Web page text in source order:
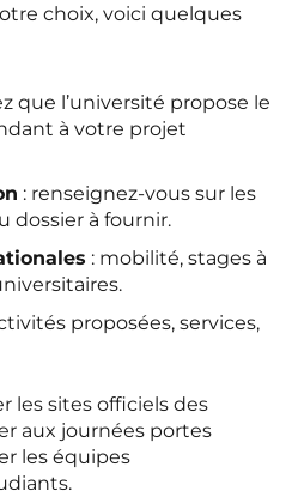
choix, voici quelques
que l’université propose le
à votre projet
: renseignez-vous sur les
dossier à fournir.
: mobilité, stages à
proposées, services,
les sites officiels des
aux journées portes
les équipes